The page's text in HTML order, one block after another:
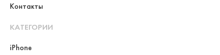
Контакты
КАТЕГОРИИ
iPhone